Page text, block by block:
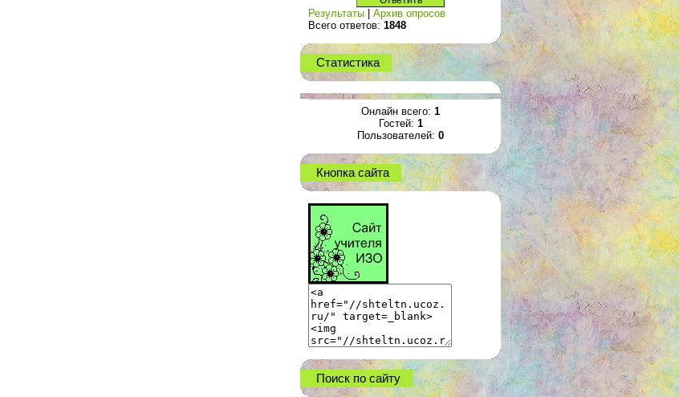
Результаты
Архив опросов
Всего ответов: 1848
Статистика
Онлайн всего: 1
Гостей: 1
Пользователей: 0
Кнопка сайта
Поиск по сайту